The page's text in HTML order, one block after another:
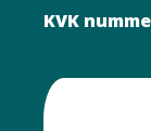
KVK